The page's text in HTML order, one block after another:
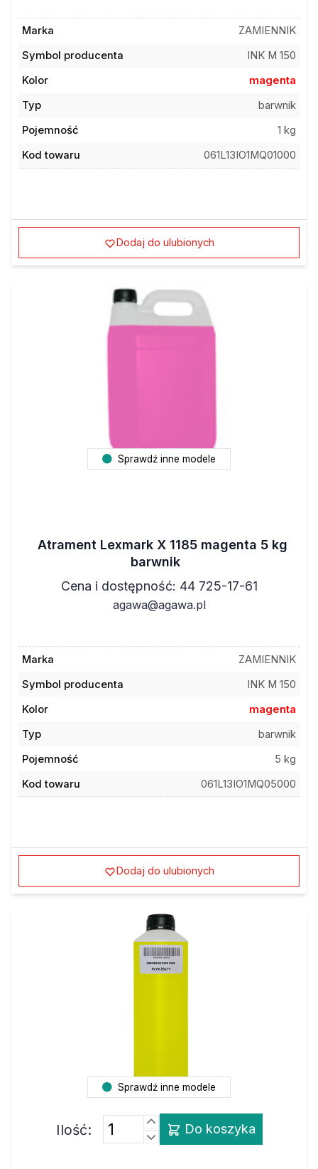
Marka
ZAMIENNIK
Symbol producenta
INK M 150
Kolor
magenta
Typ
barwnik
Pojemność
1 kg
Kod towaru
061L13IO1MQ01000
Dodaj do ulubionych
Sprawdź inne modele
Atrament Lexmark X 1185 magenta 5 kg
barwnik
Cena i dostępność: 44 725-17-61
agawa@agawa.pl
Marka
ZAMIENNIK
Symbol producenta
INK M 150
Kolor
magenta
Typ
barwnik
Pojemność
5 kg
Kod towaru
061L13IO1MQ05000
Dodaj do ulubionych
Sprawdź inne modele
Ilość: Do koszyka